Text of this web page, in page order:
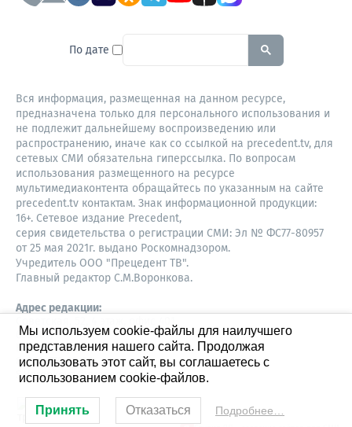
По дате To search this site, enter a
Вся информация, размещенная на данном ресурсе,
предназначена только для персонального использования и
не подлежит дальнейшему воспроизведению или
распространению, иначе как со ссылкой на precedent.tv, для
сетевых СМИ обязательна гиперссылка. По вопросам
использования размещенного на ресурсе
мультимедиаконтента обращайтесь по указанным на сайте
precedent.tv контактам. Знак информационной продукции:
16+. Сетевое издание Precedent,
серия свидетельства о регистрации СМИ: Эл № ФС77-80957
от 25 мая 2021г. выдано Роскомнадзором.
Учредитель ООО "Прецедент ТВ".
Главный редактор С.М.Воронкова.
Адрес редакции:
630087,
Новосибирск
8-960-779-12-96,
S.Voronkova@precedent.tv
Мы используем cookie-файлы для наилучшего
представления нашего сайта. Продолжая
использовать этот сайт, вы соглашаетесь с
использованием cookie-файлов.
Принять Отказаться Подробнее…